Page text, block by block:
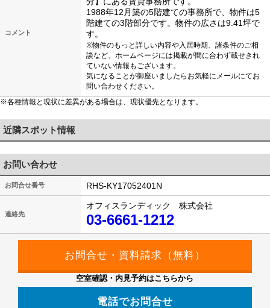
コメント
1988年12月築の5階建ての事務所で、物件は5
階建ての3階部分です。物件の広さは9.41坪で
す。
※物件のもっと詳しい内容や入居時期、諸条件のご相
談など、ホームページには掲載が間に合わず載せきれ
ていない情報もございます。
気になることが御座いましたらお気軽にメールにてお
問い合わせください。
※各種情報と現状に差異がある場合は、現状優先となります。
近隣スポット情報
お問い合わせ
お問合せ番号 RHS-KY17052401N
連絡先
オフィスランディック 株式会社
03-6661-1212
空室確認・内見予約はこちらから
電話でお問合せ